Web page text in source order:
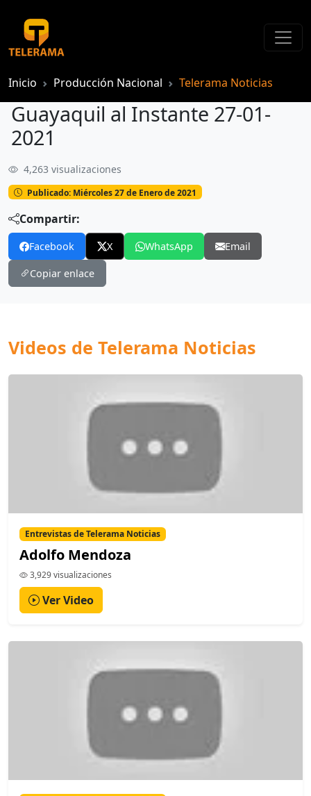
Inicio Producción Nacional Telerama Noticias
Guayaquil al Instante 27-01-
2021
Guayaquil al Instante 27-01-2021
4,263 visualizaciones
Publicado: Miércoles 27 de Enero de 2021
Compartir:
Facebook X WhatsApp Email
Copiar enlace
Videos de Telerama Noticias
Entrevistas de Telerama Noticias
Adolfo Mendoza
3,929 visualizaciones
Ver Video